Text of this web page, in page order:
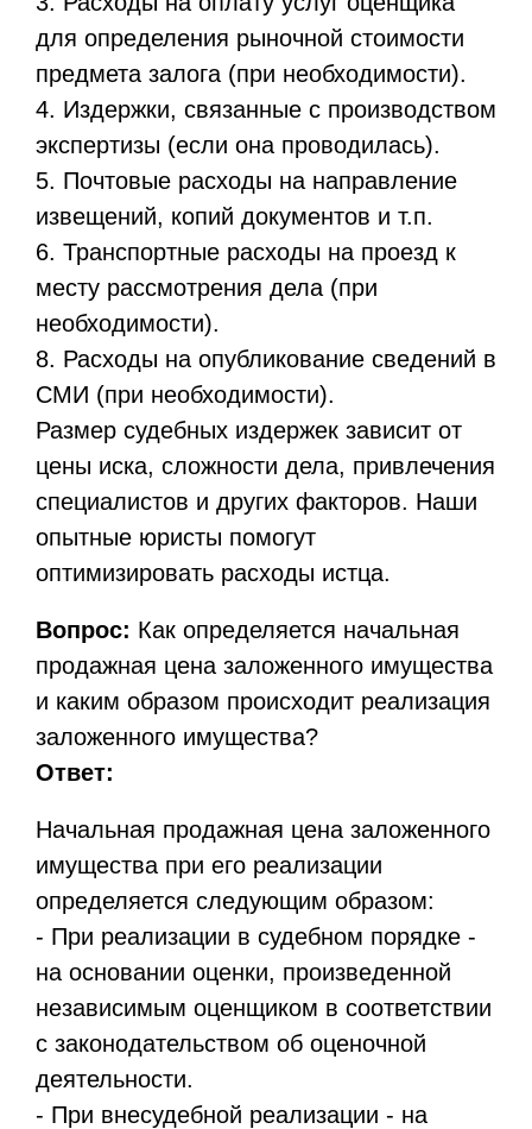
для определения рыночной стоимости
предмета залога (при необходимости).
4. Издержки, связанные с производством
экспертизы (если она проводилась).
5. Почтовые расходы на направление
извещений, копий документов и т.п.
6. Транспортные расходы на проезд к
месту рассмотрения дела (при
необходимости).
8. Расходы на опубликование сведений в
СМИ (при необходимости).
Размер судебных издержек зависит от
цены иска, сложности дела, привлечения
специалистов и других факторов. Наши
опытные юристы помогут
оптимизировать расходы истца.
Вопрос: Как определяется начальная
продажная цена заложенного имущества
и каким образом происходит реализация
заложенного имущества?
Ответ:
Начальная продажная цена заложенного
имущества при его реализации
определяется следующим образом:
- При реализации в судебном порядке -
на основании оценки, произведенной
независимым оценщиком в соответствии
с законодательством об оценочной
деятельности.
- При внесудебной реализации - на